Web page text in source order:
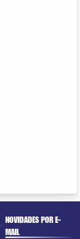
NOVIDADES POR E-
MAIL